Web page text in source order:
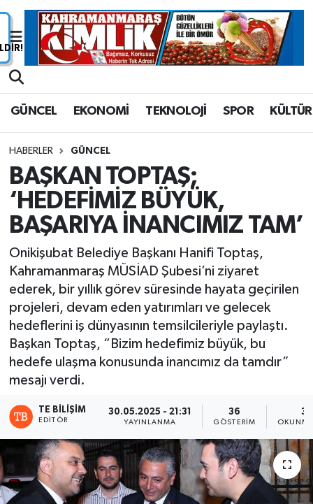
GÜNCEL EKONOMİ TEKNOLOJİ SPOR KÜLTÜR
HABERLER GÜNCEL
BAŞKAN TOPTAŞ;
‘HEDEFİMİZ BÜYÜK,
BAŞARIYA İNANCIMIZ TAM’
Onikişubat Belediye Başkanı Hanifi Toptaş,
Kahramanmaraş MÜSİAD Şubesi’ni ziyaret
ederek, bir yıllık görev süresinde hayata geçirilen
projeleri, devam eden yatırımları ve gelecek
hedeflerini iş dünyasının temsilcileriyle paylaştı.
Başkan Toptaş, “Bizim hedefimiz büyük, bu
hedefe ulaşma konusunda inancımız da tamdır”
mesajı verdi.
TE BILIŞIM
EDITÖR
30.05.2025 - 21:31
YAYINLANMA
36
GÖSTERIM
3
Nöbetçi Eczaneler
Süper Lig Puan Durumu ve Fikstür
Tüm Manşetler
Son Dakika Haberleri
Haber Arşivi